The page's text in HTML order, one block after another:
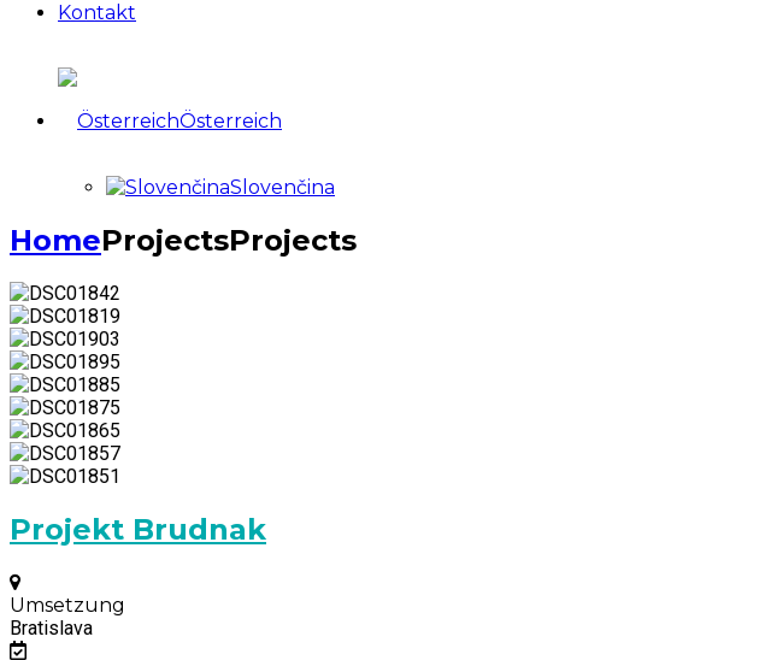
Kontakt
Österreich
Slovenčina
HomeProjectsProjects
Projekt Brudnak
Umsetzung
Bratislava